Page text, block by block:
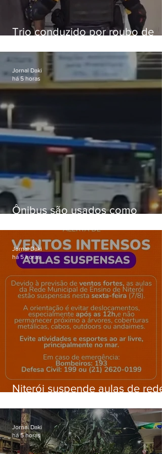
Trio conduzido por roubo de
passagens
Ônibus são usados como
Gardênia Azul
Jornal Daki
há 5 horas
Niterói suspende aulas de rede
ventos fortes nesta sexta (7)
Jornal Daki
há 5 horas
Jornal Daki
há 5 horas